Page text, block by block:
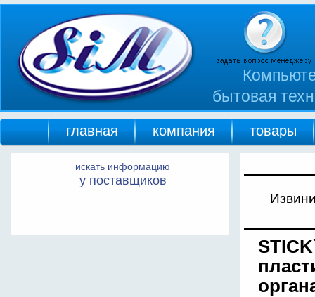
бытовая
главная компания товары
искать информацию
у поставщиков